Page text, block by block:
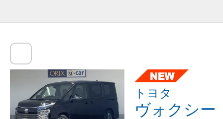
トヨタ
ヴォクシー